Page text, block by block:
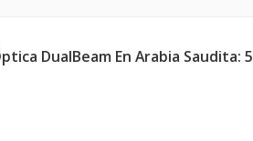
DualBeam En Arabia Saudita: